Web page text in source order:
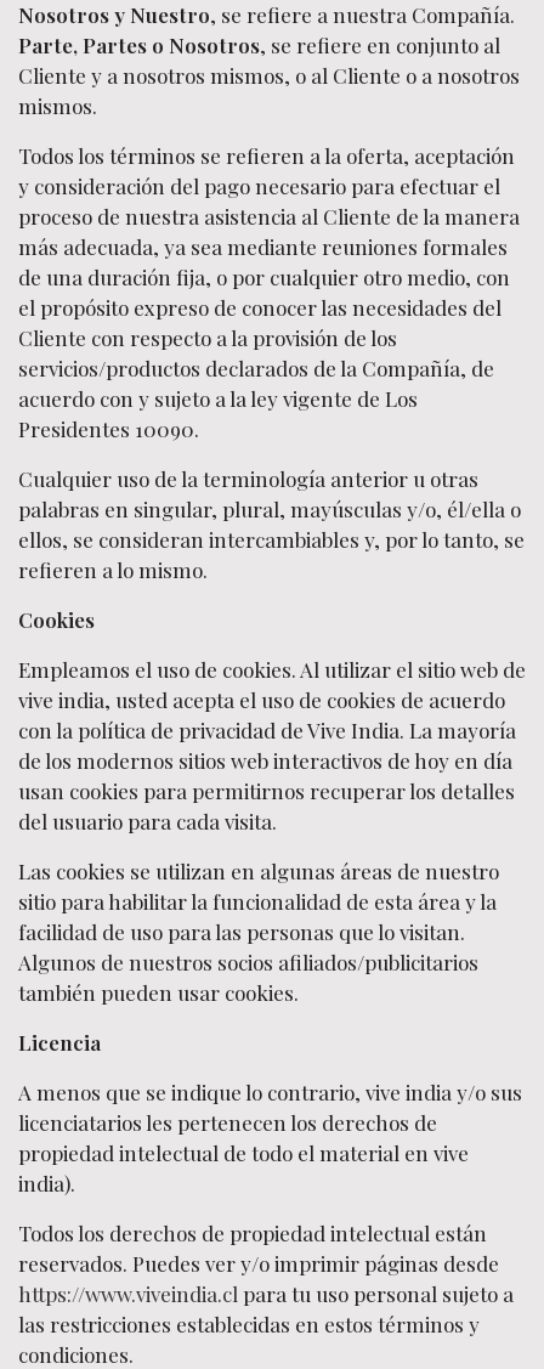
Nosotros y Nuestro, se refiere a nuestra Compañía.
Parte, Partes o Nosotros, se refiere en conjunto al
Cliente y a nosotros mismos, o al Cliente o a nosotros
mismos.
Todos los términos se refieren a la oferta, aceptación
y consideración del pago necesario para efectuar el
proceso de nuestra asistencia al Cliente de la manera
más adecuada, ya sea mediante reuniones formales
de una duración fija, o por cualquier otro medio, con
el propósito expreso de conocer las necesidades del
Cliente con respecto a la provisión de los
servicios/productos declarados de la Compañía, de
acuerdo con y sujeto a la ley vigente de Los
Presidentes 10090.
Cualquier uso de la terminología anterior u otras
palabras en singular, plural, mayúsculas y/o, él/ella o
ellos, se consideran intercambiables y, por lo tanto, se
refieren a lo mismo.
Cookies
Empleamos el uso de cookies. Al utilizar el sitio web de
vive india, usted acepta el uso de cookies de acuerdo
con la política de privacidad de Vive India. La mayoría
de los modernos sitios web interactivos de hoy en día
usan cookies para permitirnos recuperar los detalles
del usuario para cada visita.
Las cookies se utilizan en algunas áreas de nuestro
sitio para habilitar la funcionalidad de esta área y la
facilidad de uso para las personas que lo visitan.
Algunos de nuestros socios afiliados/publicitarios
también pueden usar cookies.
Licencia
A menos que se indique lo contrario, vive india y/o sus
licenciatarios les pertenecen los derechos de
propiedad intelectual de todo el material en vive
india).
Todos los derechos de propiedad intelectual están
reservados. Puedes ver y/o imprimir páginas desde
https://www.viveindia.cl para tu uso personal sujeto a
las restricciones establecidas en estos términos y
condiciones.